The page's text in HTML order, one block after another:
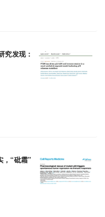
究发现：PTEN缺失联合p53
“砒霜”挽救突变p53，通过免